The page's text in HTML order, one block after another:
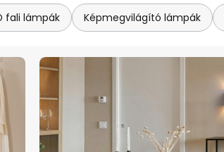
fali lámpák Képmegvilágító lámpák